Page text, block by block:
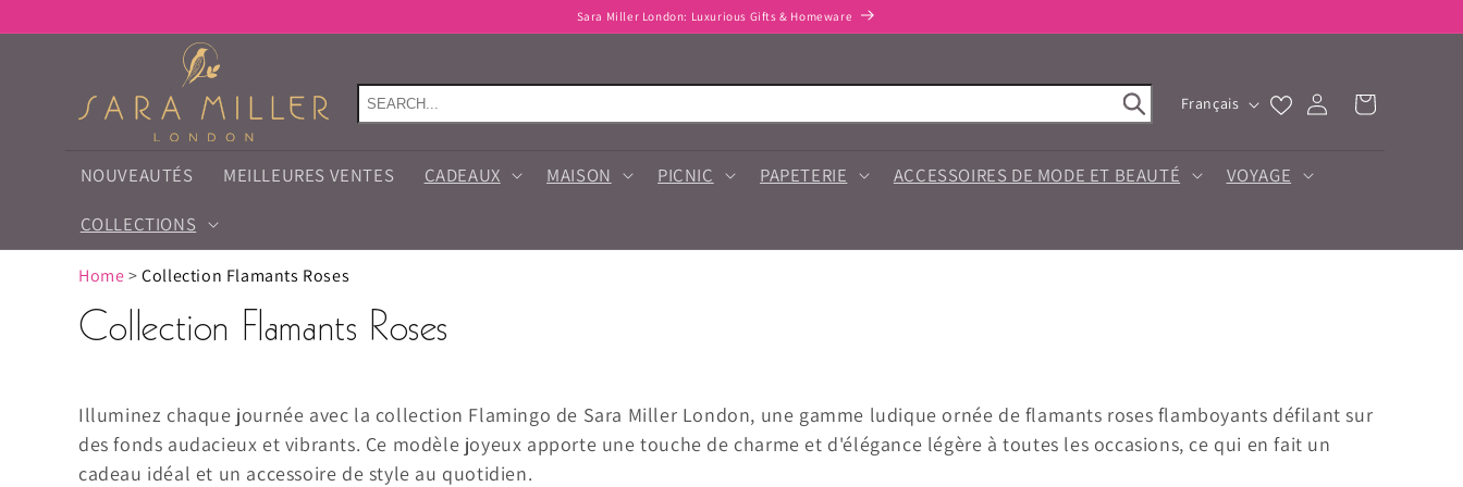
Livraison GRATUITE au Royaume-Uni pour toute dépense de 100 £ ou plus*
NOUVEAUTÉS MEILLEURES VENTES CADEAUX MAISON PICNIC PAPETERIE ACCESSOIRES DE MODE ET BEAUTÉ VOYAGE
COLLECTIONS
g
Français Connexion Panier
Home>Collection Flamants Roses
Collection Flamants Roses
Illuminez chaque journée avec la collection Flamingo de Sara Miller London, une gamme ludique ornée de flamants roses flamboyants défilant sur
des fonds audacieux et vibrants. Ce modèle joyeux apporte une touche de charme et d'élégance légère à toutes les occasions, ce qui en fait un
cadeau idéal et un accessoire de style au quotidien.